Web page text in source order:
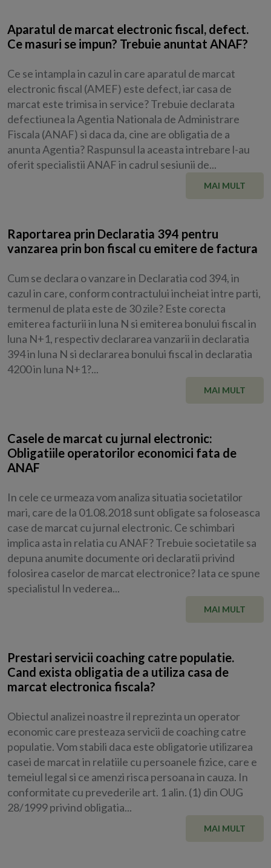
Aparatul de marcat electronic fiscal, defect.
Ce masuri se impun? Trebuie anuntat ANAF?
Ce se intampla in cazul in care aparatul de marcat
electronic fiscal (AMEF) este defect, iar casa de
marcat este trimisa in service? Trebuie declarata
defectiunea la Agentia Nationala de Administrare
Fiscala (ANAF) si daca da, cine are obligatia de a
anunta Agentia? Raspunsul la aceasta intrebare l-au
oferit specialistii ANAF in cadrul sesiunii de...
MAI MULT
Raportarea prin Declaratia 394 pentru
vanzarea prin bon fiscal cu emitere de factura
Cum se declara o vanzare in Declaratia cod 394, in
cazul in care, conform contractului incheiat intre parti,
termenul de plata este de 30 zile? Este corecta
emiterea facturii in luna N si emiterea bonului fiscal in
luna N+1, respectiv declararea vanzarii in declaratia
394 in luna N si declararea bonului fiscal in declaratia
4200 in luna N+1?...
MAI MULT
Casele de marcat cu jurnal electronic:
Obligatiile operatorilor economici fata de
ANAF
In cele ce urmeaza vom analiza situatia societatilor
mari, care de la 01.08.2018 sunt obligate sa foloseasca
case de marcat cu jurnal electronic. Ce schimbari
implica asta in relatia cu ANAF? Trebuie societatile sa
depuna anumite documente ori declaratii privind
folosirea caselor de marcat electronice? Iata ce spune
specialistul In vederea...
MAI MULT
Prestari servicii coaching catre populatie.
Cand exista obligatia de a utiliza casa de
marcat electronica fiscala?
Obiectul analizei noastre il reprezinta un operator
economic care presteaza servicii de coaching catre
populatie. Vom stabili daca este obligatorie utilizarea
casei de marcat in relatiile cu persoanele fizice, care e
temeiul legal si ce amenzi risca persoana in cauza. In
conformitate cu prevederile art. 1 alin. (1) din OUG
28/1999 privind obligatia...
MAI MULT